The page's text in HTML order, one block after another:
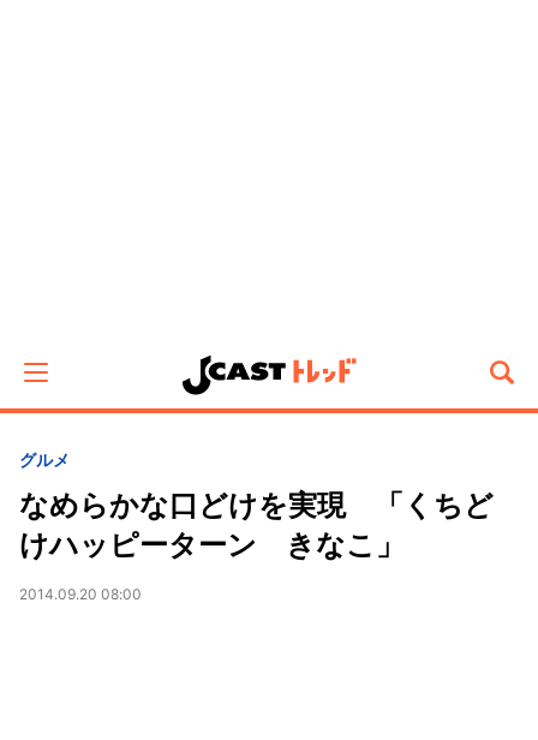
グルメ
なめらかな口どけを実現 「くちど
けハッピーターン きなこ」
2014.09.20 08:00